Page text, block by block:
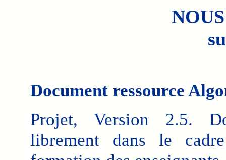
Document ressource
Projet, Version 2.5.
librement dans le